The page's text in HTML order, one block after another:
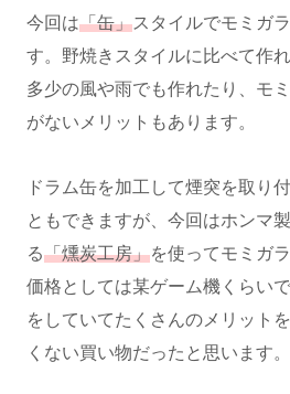
今回は「缶」スタイルでモミガ
す。野焼きスタイルに比べて作
多少の風や雨でも作れたり、モ
がないメリットもあります。
ドラム缶を加工して煙突を取り
ともできますが、今回はホンマ
る「燻炭工房」を使ってモミガ
価格としては某ゲーム機くらい
をしていてたくさんのメリット
くない買い物だったと思います。